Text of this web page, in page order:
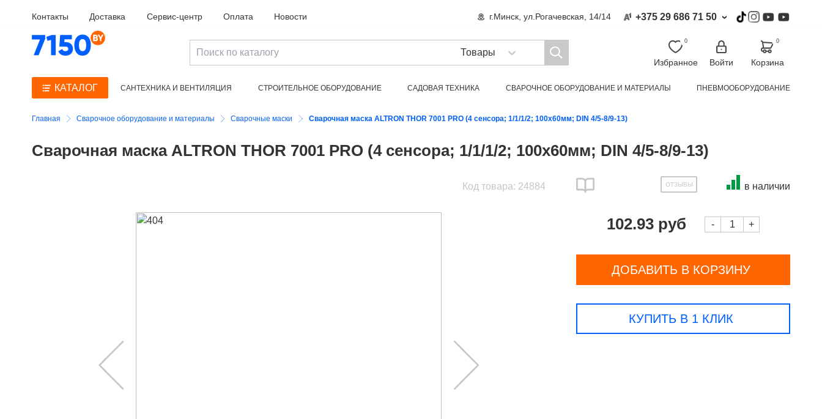
Контакты Доставка Сервис-центр Оплата Новости г.Минск, ул.Рогачевская, 14/14 +375 29 686 71 50 ›
Избранное
0
Войти Корзина
0
КАТАЛОГ САНТЕХНИКА И ВЕНТИЛЯЦИЯ СТРОИТЕЛЬНОЕ ОБОРУДОВАНИЕ САДОВАЯ ТЕХНИКА СВАРОЧНОЕ ОБОРУДОВАНИЕ И МАТЕРИАЛЫ ПНЕВМООБОРУДОВАНИЕ
Главная
Сварочное оборудование и материалы Сварочные маски Сварочная маска ALTRON THOR 7001 PRO (4 сенсора; 1/1/1/2; 100х60мм; DIN 4/5-8/9-13)
Сварочная маска ALTRON THOR 7001 PRO (4 сенсора; 1/1/1/2; 100х60мм; DIN 4/5-8/9-13)
Код товара: 24884 ОТЗЫВЫ в наличии
102.93 руб - +
ДОБАВИТЬ В КОРЗИНУ
КУПИТЬ В 1 КЛИК